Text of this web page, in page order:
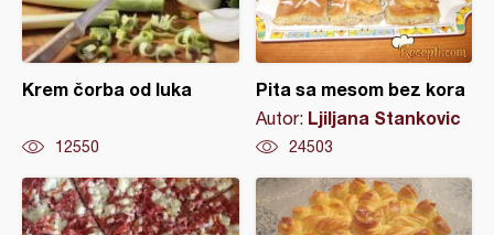
Krem čorba od luka
12550
Pita sa mesom bez kora
Autor: Ljiljana Stankovic
24503